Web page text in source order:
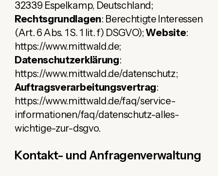
32339 Espelkamp, Deutschland;
Rechtsgrundlagen: Berechtigte Interessen
(Art. 6 Abs. 1 S. 1 lit. f) DSGVO);Website:
https://www.mittwald.de;
Datenschutzerklärung:
https://www.mittwald.de/datenschutz;
Auftragsverarbeitungsvertrag:
https://www.mittwald.de/faq/service-
informationen/faq/datenschutz-alles-
wichtige-zur-dsgvo.
Kontakt- und Anfragenverwaltung